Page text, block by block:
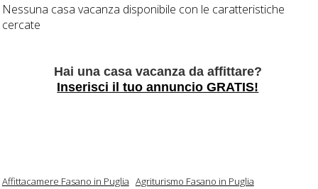
Nessuna casa vacanza disponibile con le caratteristiche
cercate
Hai una casa vacanza da affittare?
Inserisci il tuo annuncio GRATIS!
Affittacamere Fasano in Puglia Agriturismo Fasano in Puglia